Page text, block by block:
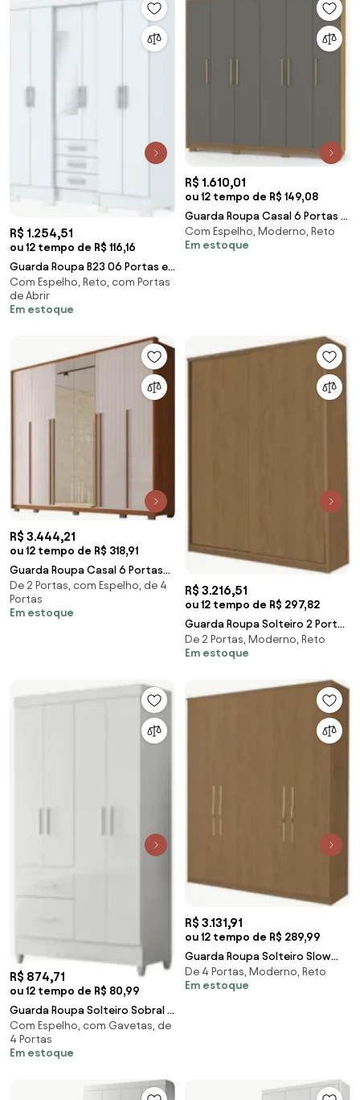
R$ 1.254,51
ou 12 tempo de R$ 116,16
Guarda Roupa B23 06 Portas e
03 Gavetas Branco - Briz
Com Espelho, Reto, com Portas
de Abrir
Em estoque
R$ 1.610,01
ou 12 tempo de R$ 149,08
Guarda Roupa Casal 6 Portas 6
Gavetas 223cm Luko V02
Nature/Alasca - M
Com Espelho, Moderno, Reto
Em estoque
R$ 3.444,21
ou 12 tempo de R$ 318,91
Guarda Roupa Casal 6 Portas
com Espelho 265cm Quintus
Freijó/Off White
De 2 Portas, com Espelho, de 4
Portas
Em estoque
R$ 3.216,51
ou 12 tempo de R$ 297,82
Guarda Roupa Solteiro 2 Portas
Spazio F08 Freijó - Mpozenato
De 2 Portas, Moderno, Reto
Em estoque
R$ 874,71
ou 12 tempo de R$ 80,99
Guarda Roupa Solteiro Sobral 4
Portas Branco/Rosa/Azul/Lilás -
Moval
Com Espelho, com Gavetas, de
4 Portas
Em estoque
R$ 3.131,91
ou 12 tempo de R$ 289,99
Guarda Roupa Solteiro Slow
Motion Spazio F08 Freijó -
Mpozenato
De 4 Portas, Moderno, Reto
Em estoque